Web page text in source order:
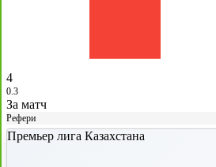
4
0.3
За матч
Рефери
Премьер лига Казахстана